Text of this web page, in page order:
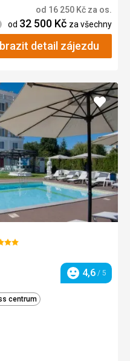
od 16 250 Kč za os.
Informace
od 32 500 Kč za všechny
detail zájezdu
Hodnocení
4,6 / 5
centrum
Přidat
do